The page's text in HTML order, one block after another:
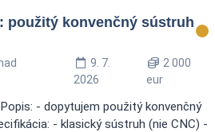
použitý konvenčný sústruh
9. 7.
2026
2 000
eur
- dopytujem použitý konvenčný
- klasický sústruh (nie CNC) -